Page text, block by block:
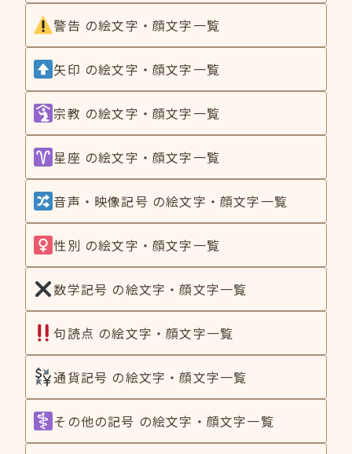
警告 の絵文字・顔文字一覧
矢印 の絵文字・顔文字一覧
宗教 の絵文字・顔文字一覧
星座 の絵文字・顔文字一覧
音声・映像記号 の絵文字・顔文字一覧
性別 の絵文字・顔文字一覧
数学記号 の絵文字・顔文字一覧
句読点 の絵文字・顔文字一覧
通貨記号 の絵文字・顔文字一覧
その他の記号 の絵文字・顔文字一覧